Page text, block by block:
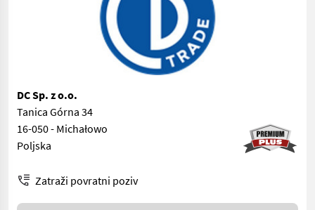
DC Sp. z o.o.
Tanica Górna 34
16-050 - Michałowo
Poljska
Zatraži povratni poziv